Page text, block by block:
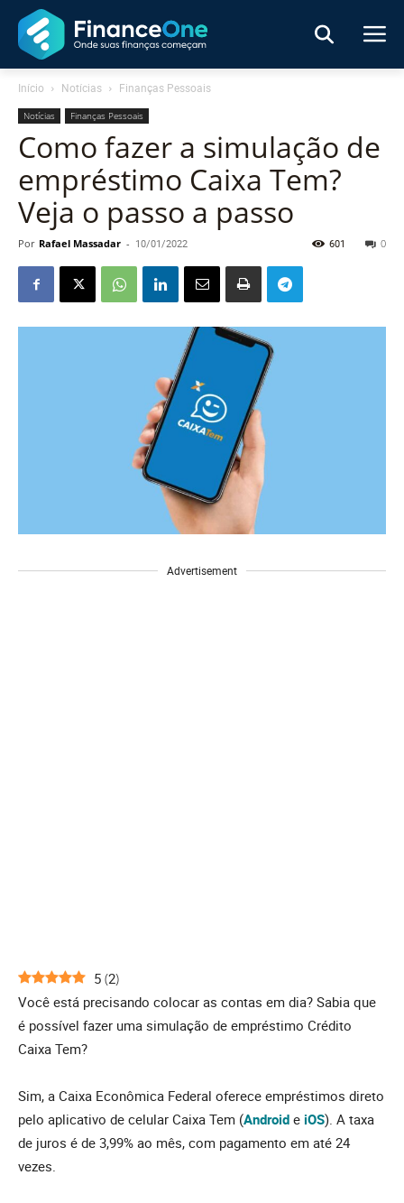
Início Notícias Finanças Pessoais
Notícias Finanças Pessoais
Como fazer a simulação de
empréstimo Caixa Tem?
Veja o passo a passo
Por Rafael Massadar - 10/01/2022 0
601
Advertisement
5 (2)
Você está precisando colocar as contas em dia? Sabia que
é possível fazer uma simulação de empréstimo Crédito
Caixa Tem?
Sim, a Caixa Econômica Federal oferece empréstimos direto
pelo aplicativo de celular Caixa Tem (Android e iOS). A taxa
de juros é de 3,99% ao mês, com pagamento em até 24
vezes.